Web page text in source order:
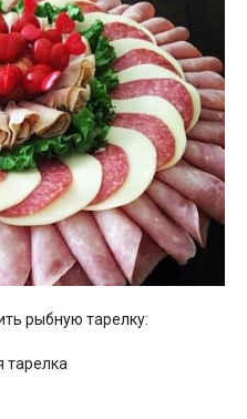
рыбную тарелку: